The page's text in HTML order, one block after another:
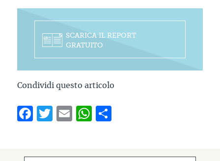
SCARICA IL REPORT
GRATUITO
Condividi questo articolo
Facebook
Twitter
EmailWhatsApp